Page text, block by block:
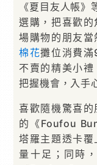
《夏目友人帳》
選購，把喜歡
場購物的朋友
棉花攤位消費
不賣的精美小
把握機會，入手
喜歡隨機驚喜的
的《Foufou
塔羅主題透卡
量十足；同時